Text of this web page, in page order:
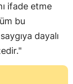
ifade etme
bu
dayalı